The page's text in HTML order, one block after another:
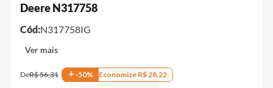
Deere N317758
Cód:N317758IG
DeR$56,31 -50% Economize R$28,22